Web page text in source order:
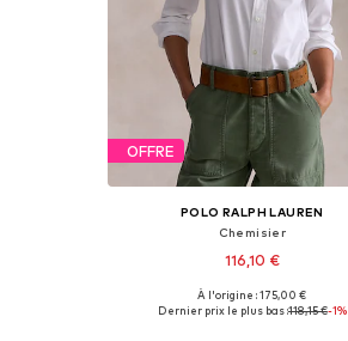
OFFRE
POLO RALPH LAUREN
Chemisier
116,10 €
+1
Tailles disponibles: S-M, M-L
À l'origine : 175,00 €
Dernier prix le plus bas :118,15 €-1%